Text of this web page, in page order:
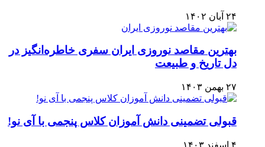
۲۴ آبان ۱۴۰۲
بهترین مقاصد نوروزی ایران سفری خاطره‌انگیز در
دل تاریخ و طبیعت
۲۷ بهمن ۱۴۰۳
قبولی تضمینی دانش آموزان کلاس پنجمی با آی نو!
۴ اسفند ۱۴۰۳